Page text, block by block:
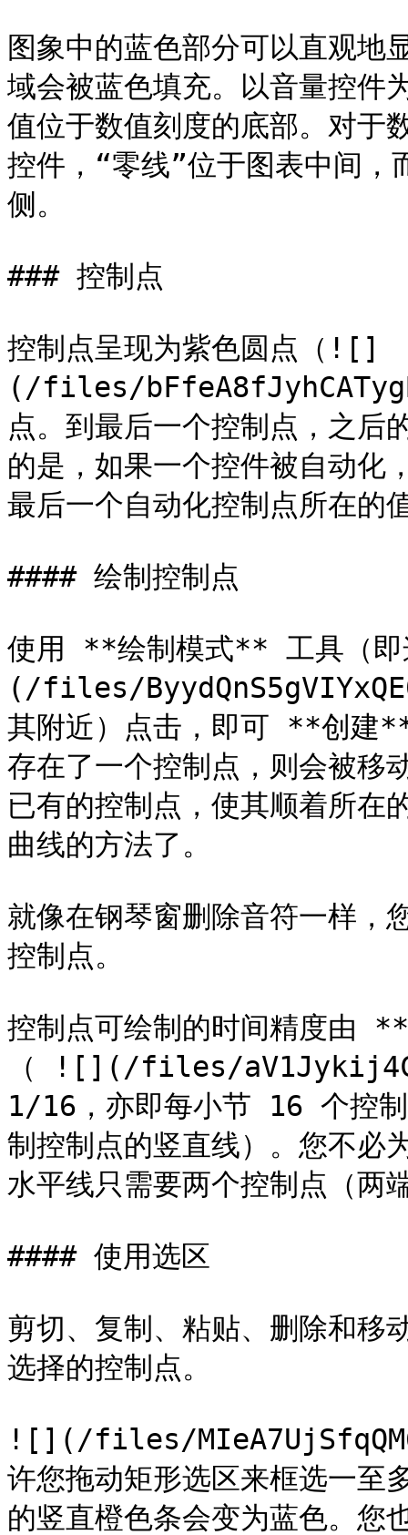
图象中的蓝色部分可以直观地
域会被蓝色填充。以音量控件
值位于数值刻度的底部。对于
控件，“零线”位于图表中间，
侧。
### 控制点
控制点呈现为紫色圆点（![]
(/files/
点。到最后一个控制点，之后
的是，如果一个控件被自动化
最后一个自动化控制点所在的
#### 绘制控制点
使用 **绘制模式** 工具（
(/files/
其附近）点击，即可 **创建
存在了一个控制点，则会被移
已有的控制点，使其顺着所在
曲线的方法了。
就像在钢琴窗删除音符一样
控制点。
控制点可绘制的时间精度由
（ ![](/files/
1/16，亦即每小节 16 个控
制控制点的竖直线）。您不必
水平线只需要两个控制点（两
#### 使用选区
剪切、复制、粘贴、删除和移
选择的控制点。
![](/files/
许您拖动矩形选区来框选一至
的竖直橙色条会变为蓝色。